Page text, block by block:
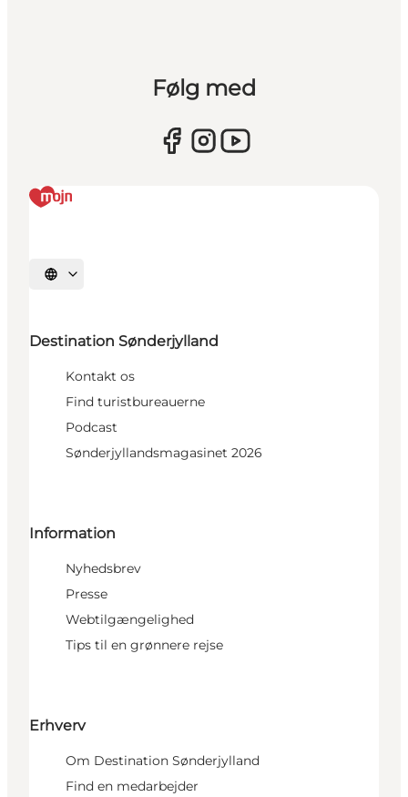
Følg med
Vælg sprog
Destination Sønderjylland
Kontakt os
Find turistbureauerne
Podcast
Sønderjyllandsmagasinet 2026
Information
Nyhedsbrev
Presse
Webtilgængelighed
Tips til en grønnere rejse
Erhverv
Om Destination Sønderjylland
Find en medarbejder